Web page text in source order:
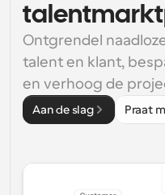
Ontgrendel
talent en klant,
en verhoog de
Aan de slag Praat